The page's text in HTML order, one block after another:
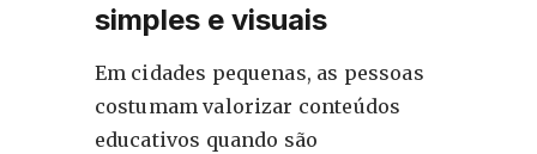
simples e visuais
Em cidades pequenas, as pessoas
costumam valorizar conteúdos
educativos quando são